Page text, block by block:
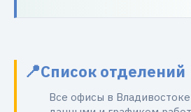
Список отделений
Все офисы в